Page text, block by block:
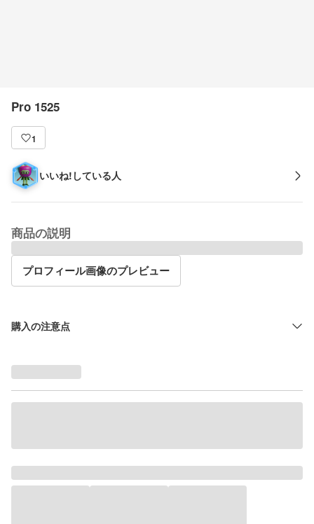
Pro 1525
1
いいね!している人
商品の説明
プロフィール画像のプレビュー
購入の注意点